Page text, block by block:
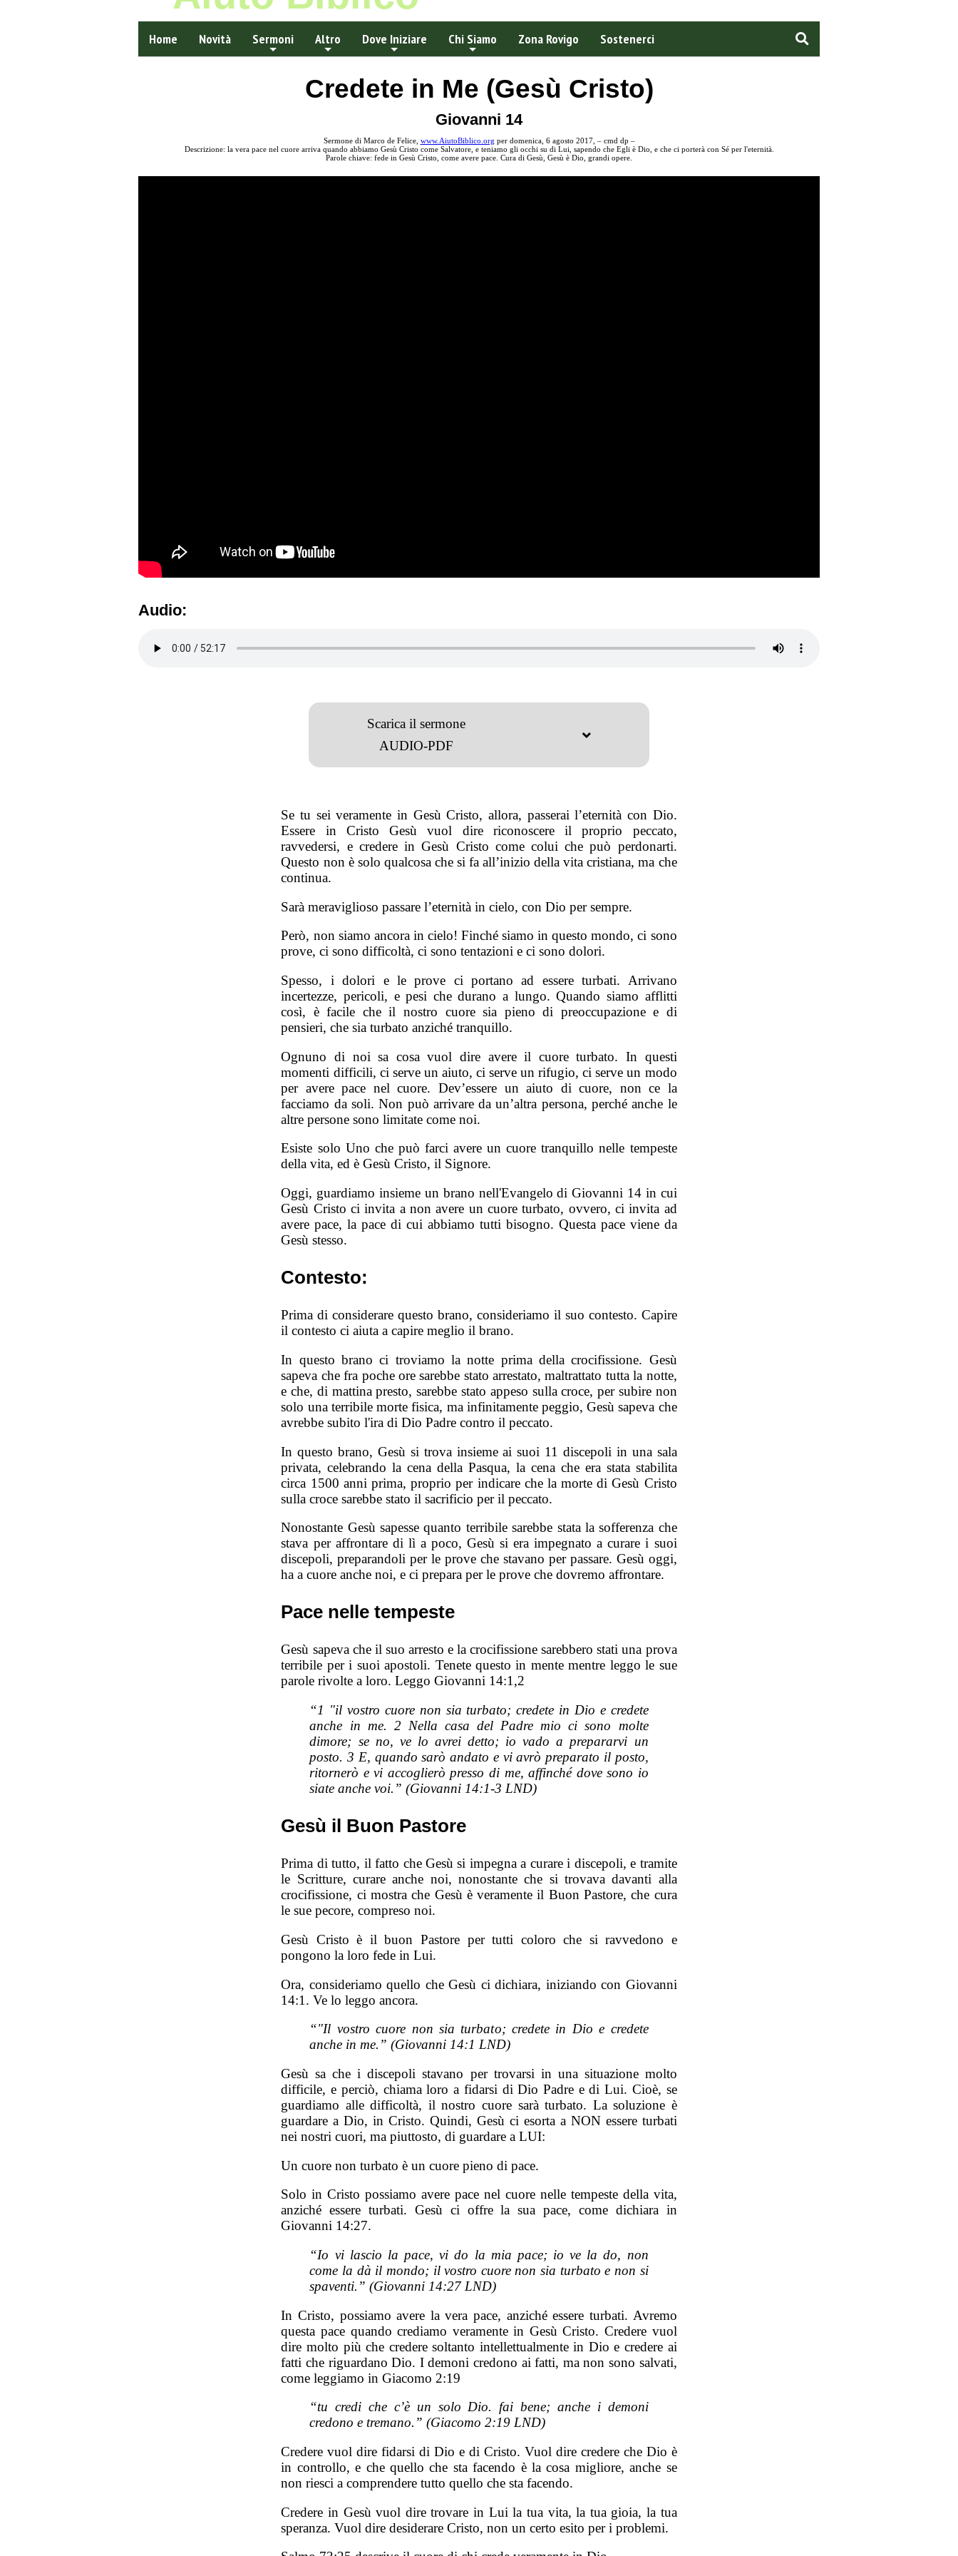
Home Novità Sermoni Altro Dove Iniziare Chi Siamo Zona Rovigo Sostenerci
Credete in Me (Gesù Cristo)
Giovanni 14
Sermone di Marco de Felice, www.AiutoBiblico.org per domenica, 6 agosto 2017, – cmd dp –
Descrizione: la vera pace nel cuore arriva quando abbiamo Gesù Cristo come Salvatore, e teniamo gli occhi su di Lui, sapendo che Egli è Dio, e che ci porterà con Sé per l'eternità.
Parole chiave: fede in Gesù Cristo, come avere pace. Cura di Gesù, Gesù è Dio, grandi opere.
Audio:
Scarica il sermone
AUDIO-PDF
Se tu sei veramente in Gesù Cristo, allora, passerai l’eternità con Dio.
Essere in Cristo Gesù vuol dire riconoscere il proprio peccato,
ravvedersi, e credere in Gesù Cristo come colui che può perdonarti.
Questo non è solo qualcosa che si fa all’inizio della vita cristiana, ma che
continua.
Sarà meraviglioso passare l’eternità in cielo, con Dio per sempre.
Però, non siamo ancora in cielo! Finché siamo in questo mondo, ci sono
prove, ci sono difficoltà, ci sono tentazioni e ci sono dolori.
Spesso, i dolori e le prove ci portano ad essere turbati. Arrivano
incertezze, pericoli, e pesi che durano a lungo. Quando siamo afflitti
così, è facile che il nostro cuore sia pieno di preoccupazione e di
pensieri, che sia turbato anziché tranquillo.
Ognuno di noi sa cosa vuol dire avere il cuore turbato. In questi
momenti difficili, ci serve un aiuto, ci serve un rifugio, ci serve un modo
per avere pace nel cuore. Dev’essere un aiuto di cuore, non ce la
facciamo da soli. Non può arrivare da un’altra persona, perché anche le
altre persone sono limitate come noi.
Esiste solo Uno che può farci avere un cuore tranquillo nelle tempeste
della vita, ed è Gesù Cristo, il Signore.
Oggi, guardiamo insieme un brano nell'Evangelo di Giovanni 14 in cui
Gesù Cristo ci invita a non avere un cuore turbato, ovvero, ci invita ad
avere pace, la pace di cui abbiamo tutti bisogno. Questa pace viene da
Gesù stesso.
Contesto:
Prima di considerare questo brano, consideriamo il suo contesto. Capire
il contesto ci aiuta a capire meglio il brano.
In questo brano ci troviamo la notte prima della crocifissione. Gesù
sapeva che fra poche ore sarebbe stato arrestato, maltrattato tutta la notte,
e che, di mattina presto, sarebbe stato appeso sulla croce, per subire non
solo una terribile morte fisica, ma infinitamente peggio, Gesù sapeva che
avrebbe subito l'ira di Dio Padre contro il peccato.
In questo brano, Gesù si trova insieme ai suoi 11 discepoli in una sala
privata, celebrando la cena della Pasqua, la cena che era stata stabilita
circa 1500 anni prima, proprio per indicare che la morte di Gesù Cristo
sulla croce sarebbe stato il sacrificio per il peccato.
Nonostante Gesù sapesse quanto terribile sarebbe stata la sofferenza che
stava per affrontare di lì a poco, Gesù si era impegnato a curare i suoi
discepoli, preparandoli per le prove che stavano per passare. Gesù oggi,
ha a cuore anche noi, e ci prepara per le prove che dovremo affrontare.
Pace nelle tempeste
Gesù sapeva che il suo arresto e la crocifissione sarebbero stati una prova
terribile per i suoi apostoli. Tenete questo in mente mentre leggo le sue
parole rivolte a loro. Leggo Giovanni 14:1,2
“1 "il vostro cuore non sia turbato; credete in Dio e credete
anche in me. 2 Nella casa del Padre mio ci sono molte
dimore; se no, ve lo avrei detto; io vado a prepararvi un
posto. 3 E, quando sarò andato e vi avrò preparato il posto,
ritornerò e vi accoglierò presso di me, affinché dove sono io
siate anche voi.” (Giovanni 14:1-3 LND)
Gesù il Buon Pastore
Prima di tutto, il fatto che Gesù si impegna a curare i discepoli, e tramite
le Scritture, curare anche noi, nonostante che si trovava davanti alla
crocifissione, ci mostra che Gesù è veramente il Buon Pastore, che cura
le sue pecore, compreso noi.
Gesù Cristo è il buon Pastore per tutti coloro che si ravvedono e
pongono la loro fede in Lui.
Ora, consideriamo quello che Gesù ci dichiara, iniziando con Giovanni
14:1. Ve lo leggo ancora.
“"Il vostro cuore non sia turbato; credete in Dio e credete
anche in me.” (Giovanni 14:1 LND)
Gesù sa che i discepoli stavano per trovarsi in una situazione molto
difficile, e perciò, chiama loro a fidarsi di Dio Padre e di Lui. Cioè, se
guardiamo alle difficoltà, il nostro cuore sarà turbato. La soluzione è
guardare a Dio, in Cristo. Quindi, Gesù ci esorta a NON essere turbati
nei nostri cuori, ma piuttosto, di guardare a LUI:
Un cuore non turbato è un cuore pieno di pace.
Solo in Cristo possiamo avere pace nel cuore nelle tempeste della vita,
anziché essere turbati. Gesù ci offre la sua pace, come dichiara in
Giovanni 14:27.
“Io vi lascio la pace, vi do la mia pace; io ve la do, non
come la dà il mondo; il vostro cuore non sia turbato e non si
spaventi.” (Giovanni 14:27 LND)
In Cristo, possiamo avere la vera pace, anziché essere turbati. Avremo
questa pace quando crediamo veramente in Gesù Cristo. Credere vuol
dire molto più che credere soltanto intellettualmente in Dio e credere ai
fatti che riguardano Dio. I demoni credono ai fatti, ma non sono salvati,
come leggiamo in Giacomo 2:19
“tu credi che c’è un solo Dio. fai bene; anche i demoni
credono e tremano.” (Giacomo 2:19 LND)
Credere vuol dire fidarsi di Dio e di Cristo. Vuol dire credere che Dio è
in controllo, e che quello che sta facendo è la cosa migliore, anche se
non riesci a comprendere tutto quello che sta facendo.
Credere in Gesù vuol dire trovare in Lui la tua vita, la tua gioia, la tua
speranza. Vuol dire desiderare Cristo, non un certo esito per i problemi.